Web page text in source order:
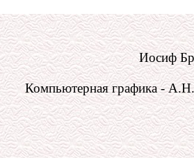
Иосиф
Компьютерная графика -